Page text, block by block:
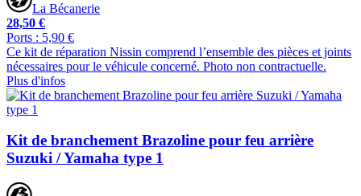
La Bécanerie
28,50 €
Ports : 5,90 €
Ce kit de réparation Nissin comprend l’ensemble des pièces et joints
nécessaires pour le véhicule concerné. Photo non contractuelle.
Plus d'infos
Kit de branchement Brazoline pour feu arrière
Suzuki / Yamaha type 1